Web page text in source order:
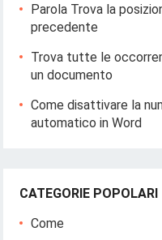
Parola Trova la
precedente
Trova tutte le
un documento
Come disattivare la
automatico in Word
CATEGORIE POPOLARI
Come